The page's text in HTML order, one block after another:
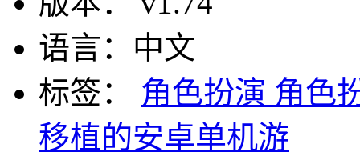
语言： 中文
标签：
角色扮演 角色
移植的安卓单机游